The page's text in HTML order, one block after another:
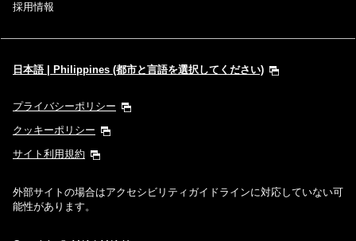
採用情報
日本語 | Philippines (都市と言語を選択してください)
プライバシーポリシー
クッキーポリシー
サイト利用規約
外部サイトの場合はアクセシビリティガイドラインに対応していない可
能性があります。